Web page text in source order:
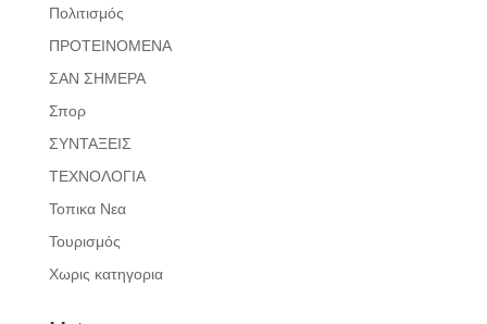
Πολιτισμός
ΠΡΟΤΕΙΝΟΜΕΝΑ
ΣΑΝ ΣΗΜΕΡΑ
Σπορ
ΣΥΝΤΑΞΕΙΣ
ΤΕΧΝΟΛΟΓΙΑ
Τοπικα Νεα
Τουρισμός
Χωρις κατηγορια